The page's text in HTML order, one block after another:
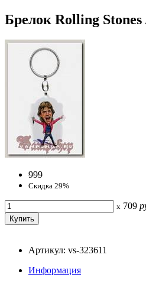
Брелок Rolling Stones
999
Скидка 29%
x 709
Артикул: vs-323611
Информация